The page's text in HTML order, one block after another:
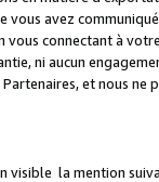
avez
connectant à
ni aucun
et nous
la mention